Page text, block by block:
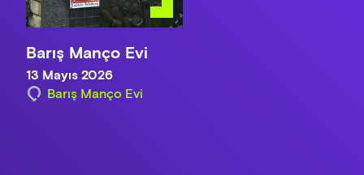
Barış Manço Evi
13 Mayıs 2026
Barış Manço Evi